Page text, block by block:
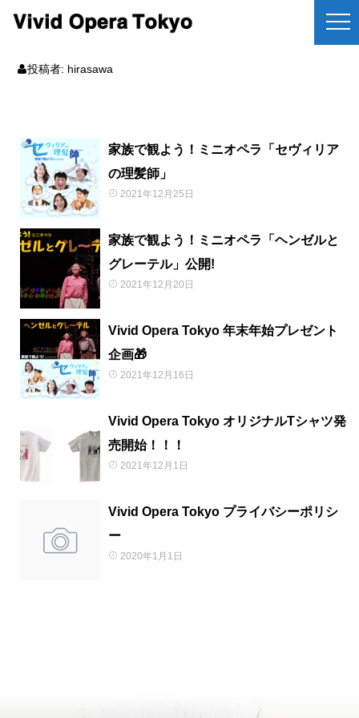
投稿者: hirasawa
家族で観よう！ミニオペラ「セヴィリア
の理髪師」
2021年12月25日
家族で観よう！ミニオペラ「ヘンゼルと
グレーテル」公開!
2021年12月20日
Vivid Opera Tokyo 年末年始プレゼント
企画🎁
2021年12月16日
Vivid Opera Tokyo オリジナルTシャツ発
売開始！！！
2021年12月1日
Vivid Opera Tokyo プライバシーポリシ
ー
2020年1月1日